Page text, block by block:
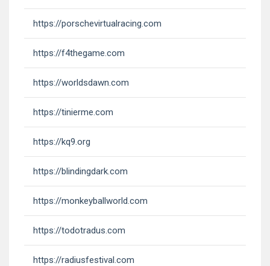
https://porschevirtualracing.com
https://f4thegame.com
https://worldsdawn.com
https://tinierme.com
https://kq9.org
https://blindingdark.com
https://monkeyballworld.com
https://todotradus.com
https://radiusfestival.com